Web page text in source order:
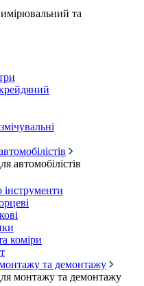
та
автомобілістів
коміри
та демонтажу
монтажу та демонтажу